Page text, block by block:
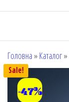
Головна » Каталог»
Sale!
-47%